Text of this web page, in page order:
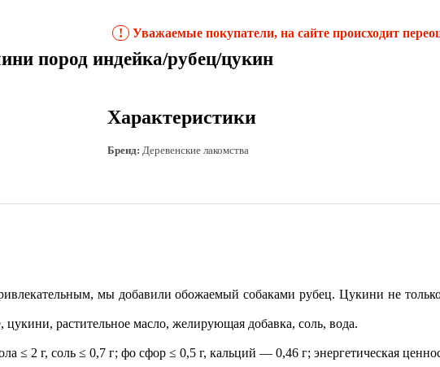
! Уважаемые покупатели, на сайте происходит
индейка/рубец/цукин
Характеристики
Бренд: Деревенские лакомства
мы добавили обожаемый собаками рубец. Цукини не
растительное масло, желирующая добавка, соль, вода.
≤ 2 г, соль ≤ 0,7 г; фо сфор ≤ 0,5 г, кальций — 0,46 г; энергетическая